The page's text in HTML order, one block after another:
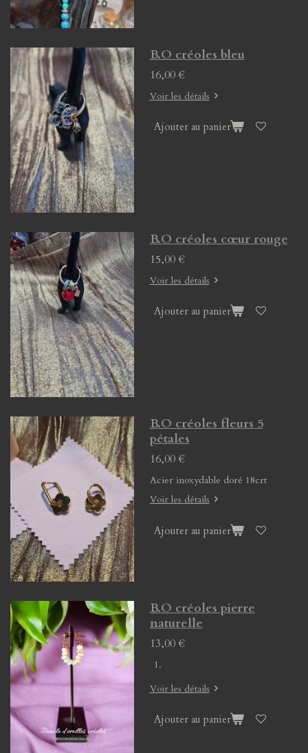
B.O créoles bleu
16,00 €
Voir les détails
Ajouter au panier
B.O créoles cœur rouge
15,00 €
Voir les détails
Ajouter au panier
B.O créoles fleurs 5
pétales
16,00 €
Acier inoxydable doré 18crt
Voir les détails
Ajouter au panier
B.O créoles pierre
naturelle
13,00 €
Voir les détails
Ajouter au panier